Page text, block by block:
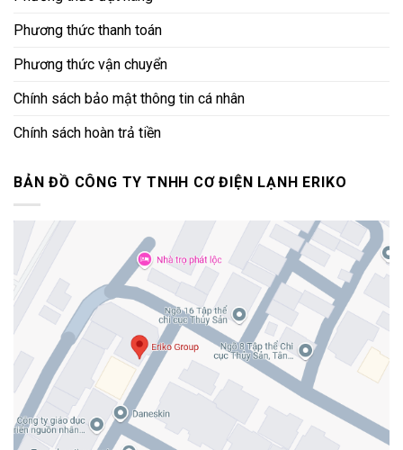
Phương thức thanh toán
Phương thức vận chuyển
Chính sách bảo mật thông tin cá nhân
Chính sách hoàn trả tiền
BẢN ĐỒ CÔNG TY TNHH CƠ ĐIỆN LẠNH ERIKO